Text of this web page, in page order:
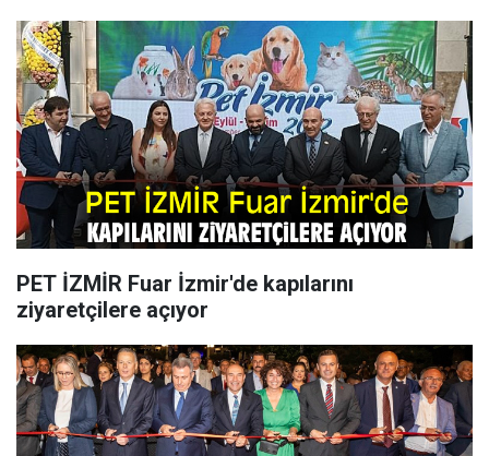
PET İZMİR Fuar İzmir'de kapılarını
ziyaretçilere açıyor